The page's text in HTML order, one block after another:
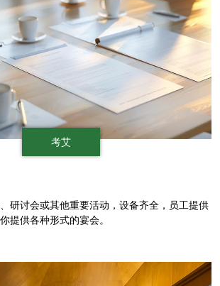
考艾
研讨会或其他重要活动，设备齐全，员工提供
提供各种形式的宴会。